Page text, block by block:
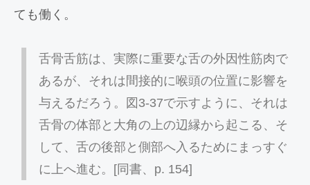
ても働く。
舌骨舌筋は、実際に重要な舌の外因性筋肉で
あるが、それは間接的に喉頭の位置に影響を
与えるだろう。図3-37で示すように、それは
舌骨の体部と大角の上の辺縁から起こる、そ
して、舌の後部と側部へ入るためにまっすぐ
に上へ進む。[同書、p. 154]